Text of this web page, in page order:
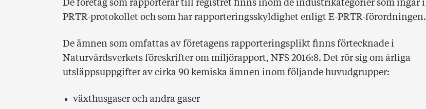
De företag som rapporterar till registret finns inom de industrikategorier som ingår i
PRTR-protokollet och som har rapporteringsskyldighet enligt E-PRTR-förordningen.
De ämnen som omfattas av företagens rapporteringsplikt finns förtecknade i
Naturvårdsverkets föreskrifter om miljörapport, NFS 2016:8. Det rör sig om årliga
utsläppsuppgifter av cirka 90 kemiska ämnen inom följande huvudgrupper:
växthusgaser och andra gaser